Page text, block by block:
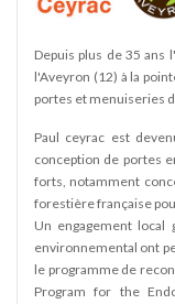
Depuis plus de 35 ans
l'Aveyron (12) à la
portes et menuiseries
Paul ceyrac est
conception de portes
forts, notamment
forestière française
Un engagement local
environnemental ont
le programme de
Program for the